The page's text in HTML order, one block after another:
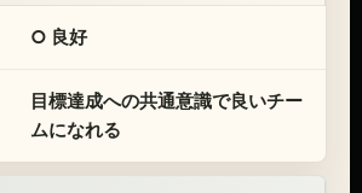
○ 良好
目標達成への共通意識で良いチー
ムになれる